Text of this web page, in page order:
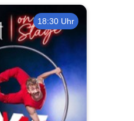
18:30 Uhr